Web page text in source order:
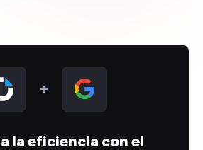
la eficiencia con el